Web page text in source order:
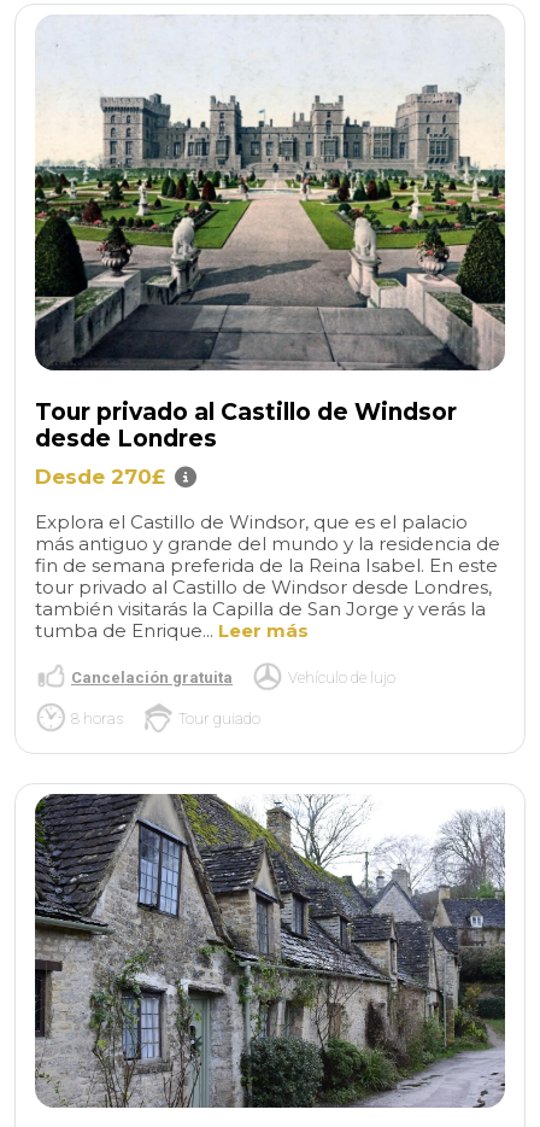
Tour privado al Castillo de Windsor
desde Londres
Desde 270£
Explora el Castillo de Windsor, que es el palacio
más antiguo y grande del mundo y la residencia de
fin de semana preferida de la Reina Isabel. En este
tour privado al Castillo de Windsor desde Londres,
también visitarás la Capilla de San Jorge y verás la
tumba de Enrique... Leer más
Cancelación gratuita Vehículo de lujo
8 horas Tour guiado